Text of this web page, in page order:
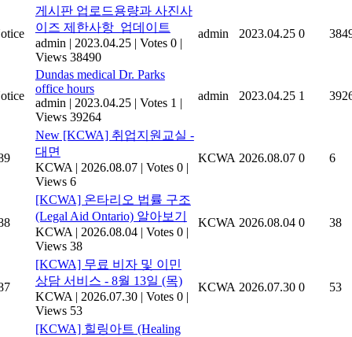
게시판 업로드용량과 사진사
이즈 제한사항_업데이트
admin | 2023.04.25 | Votes 0 |
Views 38490
admin 2023.04.25 0
Dundas medical Dr. Parks
office hours
admin | 2023.04.25 | Votes 1 |
Views 39264
admin 2023.04.25 1
New[KCWA] 취업지원교실 -
대면
KCWA | 2026.08.07 | Votes 0 |
Views 6
KCWA 2026.08.07 0 6
[KCWA] 온타리오 법률 구조
(Legal Aid Ontario) 알아보기
KCWA | 2026.08.04 | Votes 0 |
Views 38
KCWA 2026.08.04 0 38
[KCWA] 무료 비자 및 이민
상담 서비스 - 8월 13일 (목)
KCWA | 2026.07.30 | Votes 0 |
Views 53
KCWA 2026.07.30 0 53
[KCWA] 힐링아트 (Healing